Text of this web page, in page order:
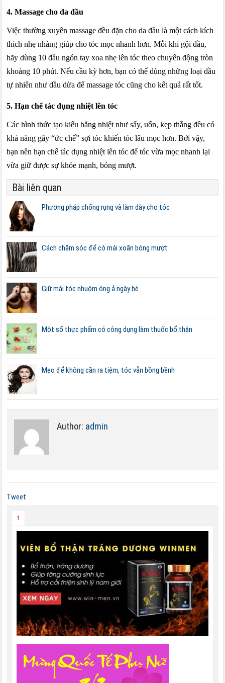
4. Massage cho da đầu
Việc thường xuyên massage đều đặn cho da đầu là một cách kích
thích nhẹ nhàng giúp cho tóc mọc nhanh hơn. Mỗi khi gội đầu,
hãy dùng 10 đầu ngón tay xoa nhẹ lên tóc theo chuyển động tròn
khoảng 10 phút. Nếu cầu kỳ hơn, bạn có thể dùng những loại dầu
tự nhiên như dầu dừa để massage tóc cũng cho kết quả rất tốt.
5. Hạn chế tác dụng nhiệt lên tóc
Các hình thức tạo kiểu bằng nhiệt như sấy, uốn, kẹp thẳng đều có
khả năng gây “ức chế” sợi tóc khiến tóc lâu mọc hơn. Bởi vậy,
bạn nên hạn chế tác dụng nhiệt lên tóc để tóc vừa mọc nhanh lại
vừa giữ được sự khỏe mạnh, bóng mượt.
Bài liên quan
Phương pháp chống rụng và làm dày cho tóc
Cách chăm sóc để có mái xoăn bóng mượt
Giữ mái tóc nhuộm óng ả ngày hè
Một số thực phẩm có công dụng làm thuốc bổ thận
Mẹo để không cần ra tiệm, tóc vẫn bồng bềnh
Author: admin
Tweet
1